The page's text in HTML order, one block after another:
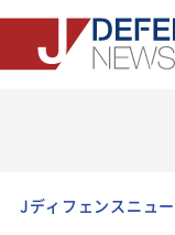
Jディフェンスニュ